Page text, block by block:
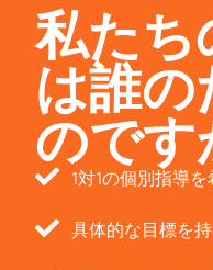
私たち
は誰の
のです
1対1の個別指導
具体的な目標を